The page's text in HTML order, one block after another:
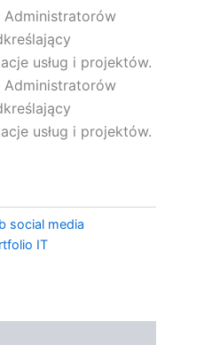
Administratorów
usług i projektów.
Administratorów
usług i projektów.
social media
IT